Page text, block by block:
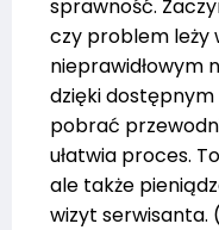
sprawność.
czy problem leży
nieprawidłowym
dzięki dostępnym
pobrać
ułatwia proces.
ale także
wizyt serwisanta.